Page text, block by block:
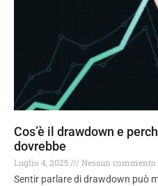
Cos’è il drawdown e
dovrebbe
Luglio 4, 2025
Nessun commento
Sentir parlare di drawdown può